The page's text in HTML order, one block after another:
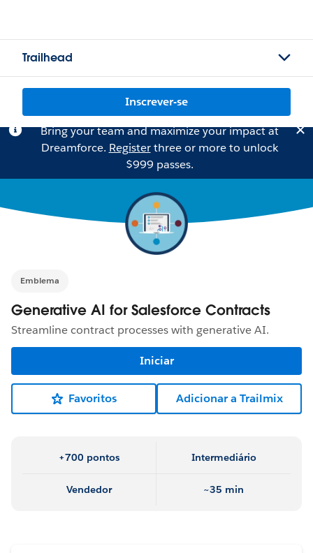
Trailhead
Inscrever-se
Bring your team and maximize your impact at
Dreamforce. Registerthree or more to unlock
$999 passes.
Emblema
Generative AI for Salesforce Contracts
Streamline contract processes with generative AI.
Iniciar
Favoritos Adicionar a Trailmix
+700 pontos Intermediário
Vendedor ~35 min